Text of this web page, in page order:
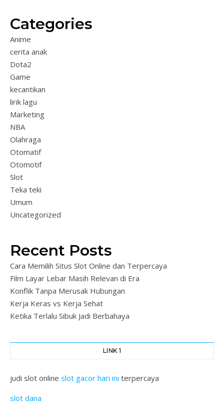
Categories
Anime
cerita anak
Dota2
Game
kecantikan
lirik lagu
Marketing
NBA
Olahraga
Otomatif
Otomotif
Slot
Teka teki
Umum
Uncategorized
Recent Posts
Cara Memilih Situs Slot Online dan Terpercaya
Film Layar Lebar Masih Relevan di Era
Konflik Tanpa Merusak Hubungan
Kerja Keras vs Kerja Sehat
Ketika Terlalu Sibuk Jadi Berbahaya
LINK 1
judi slot online slot gacor hari ini terpercaya
slot dana